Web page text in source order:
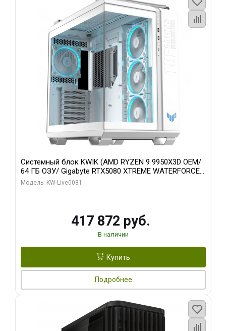
Системный блок KWIK (AMD RYZEN 9 9950X3D OEM/
64 ГБ ОЗУ/ Gigabyte RTX5080 XTREME WATERFORCE
16GB GDDR7 256bit/ 1 ТБ SSD)
Модель: KW-Live0081
417 872 руб.
В наличии
Купить
Подробнее